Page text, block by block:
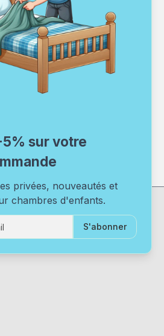
sur votre
privées, nouveautés et
chambres d'enfants.
S'abonner